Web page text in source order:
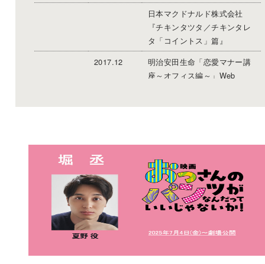
日本マクドナルド株式会社
『チキンタツタ／チキンタレ
タ「コイントス」篇』
2017.12
明治安田生命「恋愛マナー講
座～オフィス編～」Web
篇